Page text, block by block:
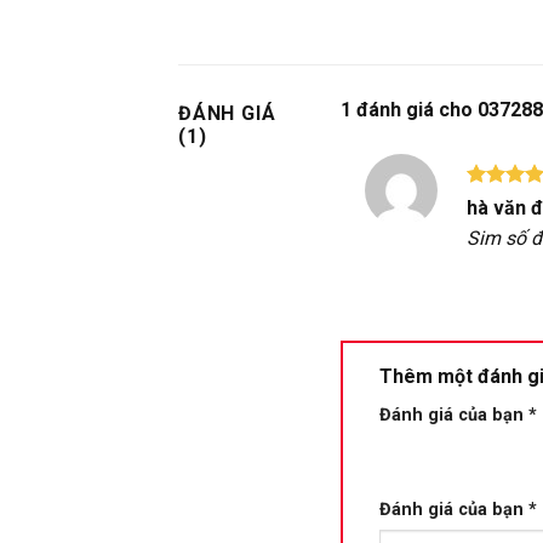
ĐÁNH GIÁ
(1)
1 đánh giá cho
Được
hạng
5
sao
hà văn
Sim số
Thêm một đánh
Đánh giá của bạn *
Đánh giá của bạn *